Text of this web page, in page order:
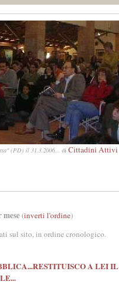
(PD) il 31.3.2006... di Cittadini Attivi
(inverti l'ordine)
sul sito, in ordine cronologico.
A LEI IL